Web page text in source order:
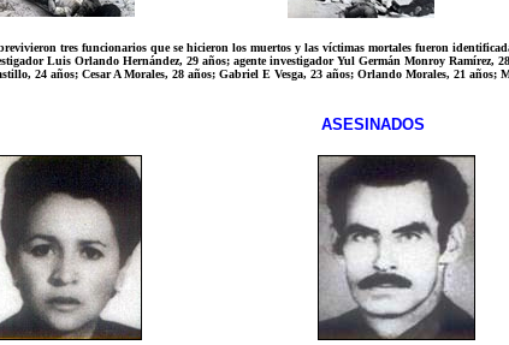
tres funcionarios que se hicieron los muertos y las víctimas mortales fueron
Luis Orlando Hernández, 29 años; agente investigador Yul Germán Monroy Ramírez,
24 años; Cesar A Morales, 28 años; Gabriel E Vesga, 23 años; Orlando Morales, 21
ASESINADOS